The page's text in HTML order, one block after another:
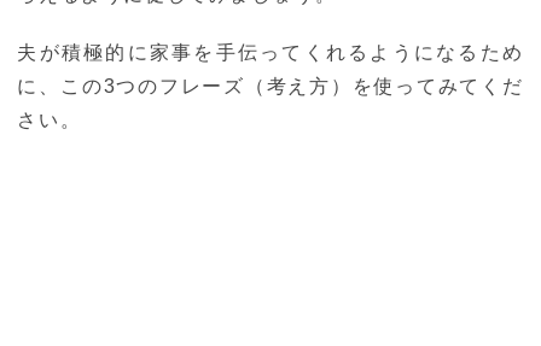
夫が積極的に家事を手伝ってくれるようになるため
に、この3つのフレーズ（考え方）を使ってみてくだ
さい。